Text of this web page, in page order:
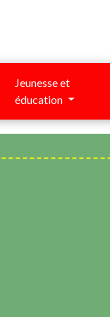
Jeunesse et
éducation